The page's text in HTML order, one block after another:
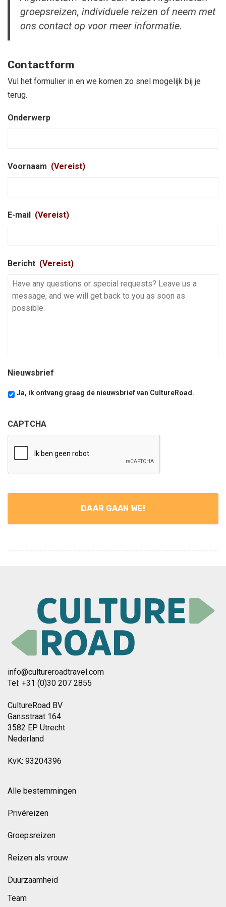
groepsreizen, individuele reizen of neem met
ons contact op voor meer informatie.
Contactform
Vul het formulier in en we komen zo snel mogelijk bij je
terug.
Onderwerp
Voornaam (Vereist)
E-mail (Vereist)
Bericht (Vereist)
Nieuwsbrief
Ja, ik ontvang graag de nieuwsbrief van CultureRoad.
CAPTCHA
info@cultureroadtravel.com
Tel: +31 (0)30 207 2855
CultureRoad BV
Gansstraat 164
3582 EP Utrecht
Nederland
KvK: 93204396
Alle bestemmingen
Privéreizen
Groepsreizen
Reizen als vrouw
Duurzaamheid
Team